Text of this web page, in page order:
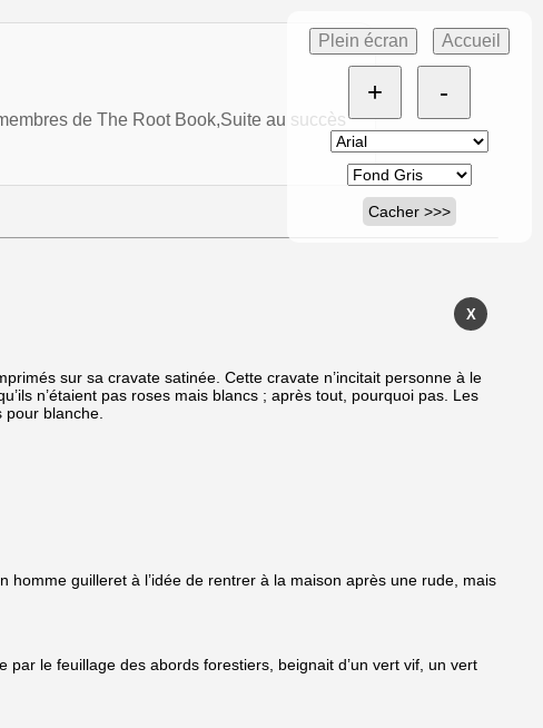
Plein écran Accueil
+ -
Cacher >>>
de The Root Book,Suite au succès
X
sur sa cravate satinée. Cette cravate n’incitait personne à le
n’étaient pas roses mais blancs ; après tout, pourquoi pas. Les
blanche.
homme guilleret à l’idée de rentrer à la maison après une rude, mais
le feuillage des abords forestiers, beignait d’un vert vif, un vert